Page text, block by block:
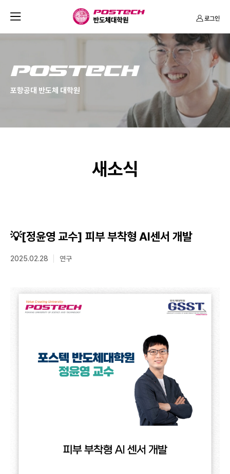
열
기
반
학
원
로그인
P
O
E
포항공대 반도체 대학원
새소식
💡[정윤영 교수] 피부 부착형 AI센서 개발
2025.02.28 연구